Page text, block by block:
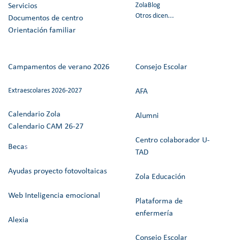
Servicios
Documentos de centro
Orientación familiar
ZolaBlog
Otros dicen...
Campamentos de verano 2026
Extraescolares 2026-2027
Calendario Zola
Calendario CAM 26-27
Becas
Ayudas proyecto fotovoltaicas
Web Inteligencia emocional
Alexia
Consejo Escolar
AFA
Alumni
Centro colaborador U-
TAD
Zola Educación
Plataforma de
enfermería
Consejo Escolar